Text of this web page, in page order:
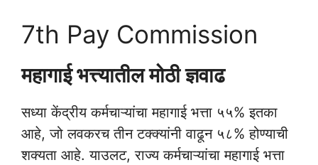
7th Pay Commission
महागाई भत्त्यातील मोठी ज्ञवाढ
सध्या केंद्रीय कर्मचाऱ्यांचा महागाई भत्ता ५५% इतका
आहे, जो लवकरच तीन टक्क्यांनी वाढून ५८% होण्याची
शक्यता आहे. याउलट, राज्य कर्मचाऱ्यांचा महागाई भत्ता